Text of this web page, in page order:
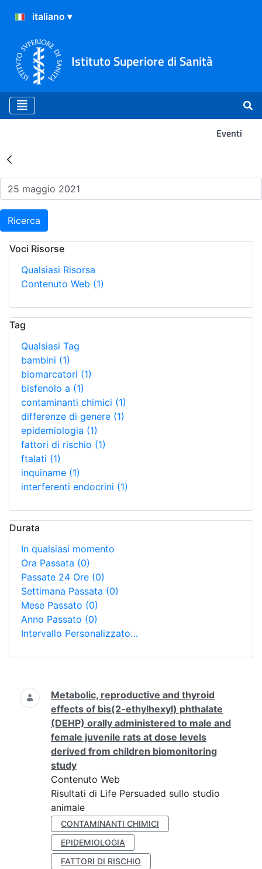
Istituto Superiore di Sanità
Eventi
Risultati della Ricerca -
Ricerca
Voci Risorse
Qualsiasi Risorsa
Contenuto Web (1)
Tag
Qualsiasi Tag
bambini (1)
biomarcatori (1)
bisfenolo a (1)
contaminanti chimici (1)
differenze di genere (1)
epidemiologia (1)
fattori di rischio (1)
ftalati (1)
inquiname (1)
interferenti endocrini (1)
Durata
In qualsiasi momento
Ora Passata (0)
Passate 24 Ore (0)
Settimana Passata (0)
Mese Passato (0)
Anno Passato (0)
Intervallo Personalizzato…
Ricerca
Metabolic, reproductive and thyroid
effects of bis(2-ethylhexyl) phthalate
(DEHP) orally administered to male and
female juvenile rats at dose levels
derived from children biomonitoring
study
Contenuto Web
Risultati di Life Persuaded sullo studio
animale
CONTAMINANTI CHIMICI
EPIDEMIOLOGIA
FATTORI DI RISCHIO